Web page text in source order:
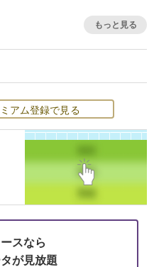
もっと見る
アム登録で見る
スなら
が見放題